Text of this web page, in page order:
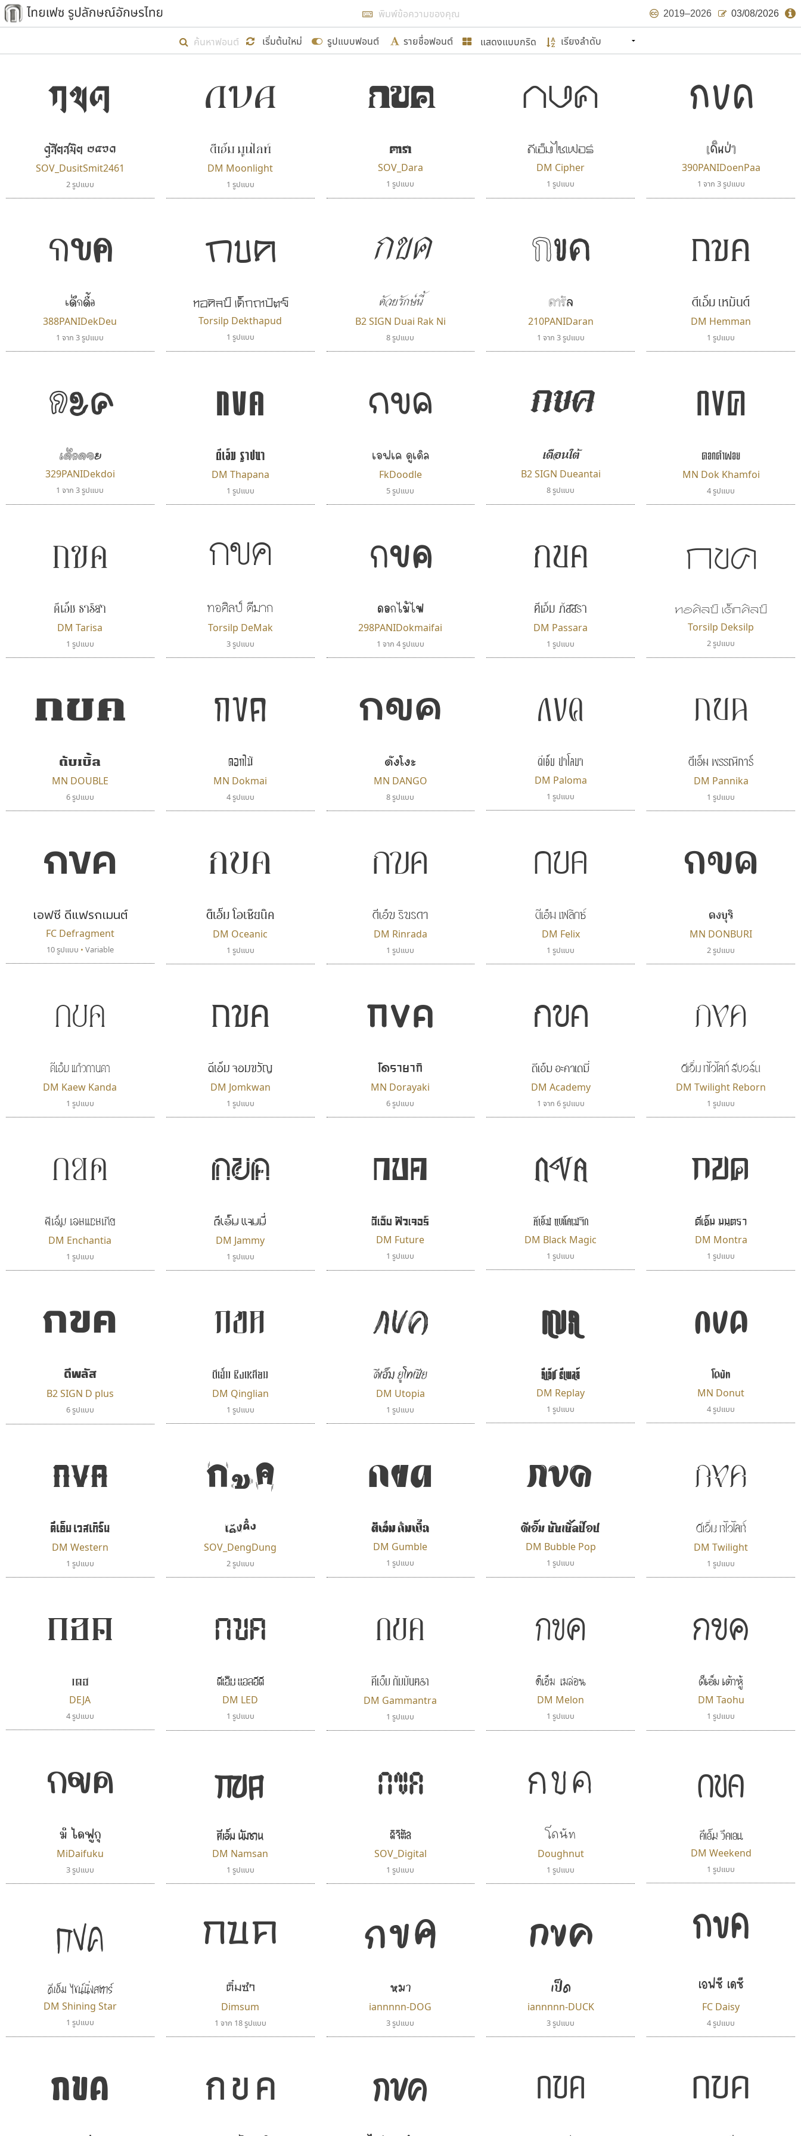
2019–2026 03/08/2026
เริ่มต้นใหม่ รูปแบบฟอนต์ รายชื่อฟอนต์ แสดงแบบกริด
แสดงผลแบบลิสต์
เริ่ม ไทยเฟซ นี้ขึ้นมา
เป้าหมายที่ยังคงดำเนินไปอยู่ คือการเพิ่มฟอนต์ไทยเข้าไปให้ได้อย่างน้อยเดือนละ ๓๐ ฟอนต์ นั่นหมายถึง ปลายปี พ.ศ. ๒๕๖๒ จะมีฟอนต์
ขอขอบคุณ
ผู้ออกแบบฟอนต์ไทยทุกท่านที่สร้างสรรค์ผลงานเพื่อสืบสานอักษรไทย
คุณแอน ปรัชญา สิงห์โต ที่อนุญาตให้เผยแพร่ข้อมูลจาก ฟอนต์.คอม
ตัวอักษรไม่มีหัวขมวด
ฟอนต์ยอดนิยม
อัตลักษณ์องค์กร
แบบตัวดิสเพลย์
แบบตัวประดิษฐ์
แบบตัวมีเชิงฐาน
แบบตัวอักษรซ้อนเงา
แบบตัวอักษรย้อนยุค
แบบตัวอักษรหัวบอด
แบบตัวอักษรเกาหลี
แบบตัวเนื้อความ
แบบตัวเหลี่ยม
แบบปากกาหัวตัด
แบบลายมือผู้ใหญ่
แบบลายมือวัยรุ่น
F G L M R T U Z
กขค
ดุสิตสมิต ๒๔๖๑
SOV_DusitSmit2461
2 รูปแบบ
กขค
ดีเอ็ม มูนไลท์
DM Moonlight
1 รูปแบบ
กขค
ดารา
SOV_Dara
1 รูปแบบ
กขค
ดีเอ็ม ไซเฟอร์
DM Cipher
1 รูปแบบ
กขค
เดินป่า
390PANIDoenPaa
1 จาก 3 รูปแบบ
กขค
เด็กดื้อ
388PANIDekDeu
1 จาก 3 รูปแบบ
กขค
ทอศิลป์ เด็กถาปัตย์
Torsilp Dekthapud
1 รูปแบบ
กขค
ดัวยรักษ์นี้
B2 SIGN Duai Rak Ni
8 รูปแบบ
กขค
ดารัล
210PANIDaran
1 จาก 3 รูปแบบ
กขค
ดีเอ็ม เหมันต์
DM Hemman
1 รูปแบบ
กขค
เด็กดอย
329PANIDekdoi
1 จาก 3 รูปแบบ
กขค
ดีเอ็ม ฐาปนา
DM Thapana
1 รูปแบบ
กขค
เอฟเค ดูเดิล
FkDoodle
5 รูปแบบ
กขค
เดือนใต้
B2 SIGN Dueantai
8 รูปแบบ
กขค
ดอกคำฝอย
MN Dok Khamfoi
4 รูปแบบ
กขค
ดีเอ็ม ธาริสา
DM Tarisa
1 รูปแบบ
กขค
ทอศิลป์ ดีมาก
Torsilp DeMak
3 รูปแบบ
กขค
ดอกไม้ไฟ
298PANIDokmaifai
1 จาก 4 รูปแบบ
กขค
ดีเอ็ม ภัสสรา
DM Passara
1 รูปแบบ
กขค
ทอศิลป์ เด็กศิลป์
Torsilp Deksilp
2 รูปแบบ
กขค
ดับเบิ้ล
MN DOUBLE
6 รูปแบบ
กขค
ดอกไม้
MN Dokmai
4 รูปแบบ
กขค
ดังโงะ
MN DANGO
8 รูปแบบ
กขค
ดีเอ็ม ปาโลมา
DM Paloma
1 รูปแบบ
กขค
ดีเอ็ม พรรณิการ์
DM Pannika
1 รูปแบบ
กขค
เอฟซี ดีแฟรกเมนต์
FC Defragment
10 รูปแบบ • Variable
กขค
ดีเอ็ม โอเชียนิค
DM Oceanic
1 รูปแบบ
กขค
ดีเอ็ม รินรดา
DM Rinrada
1 รูปแบบ
กขค
ดีเอ็ม เฟลิกซ์
DM Felix
1 รูปแบบ
กขค
ดงบุริ
MN DONBURI
2 รูปแบบ
กขค
ดีเอ็ม แก้วกานดา
DM Kaew Kanda
1 รูปแบบ
กขค
ดีเอ็ม จอมขวัญ
DM Jomkwan
1 รูปแบบ
กขค
โดรายากิ
MN Dorayaki
6 รูปแบบ
กขค
ดีเอ็ม อะคาเดมี่
DM Academy
1 จาก 6 รูปแบบ
กขค
ดีเอ็ม ทไวไลท์ รีบอร์น
DM Twilight Reborn
1 รูปแบบ
กขค
ดีเอ็ม เอนแชนเทีย
DM Enchantia
1 รูปแบบ
กขค
ดีเอ็ม แจมมี่
DM Jammy
1 รูปแบบ
กขค
ดีเอ็ม ฟิวเจอร์
DM Future
1 รูปแบบ
กขค
ดีเอ็ม แบล็คเมจิก
DM Black Magic
1 รูปแบบ
กขค
ดีเอ็ม มนตรา
DM Montra
1 รูปแบบ
กขค
ดีพลัส
B2 SIGN D plus
6 รูปแบบ
กขค
ดีเอ็ม ชิงเหลียน
DM Qinglian
1 รูปแบบ
กขค
ดีเอ็ม ยูโทเปีย
DM Utopia
1 รูปแบบ
กขค
ดีเอ็ม รีเพลย์
DM Replay
1 รูปแบบ
กขค
โดนัท
MN Donut
4 รูปแบบ
กขค
ดีเอ็ม เวสเทิร์น
DM Western
1 รูปแบบ
กขค
เด้งดึ๋ง
SOV_DengDung
2 รูปแบบ
กขค
ดีเอ็ม กัมเบิ้ล
DM Gumble
1 รูปแบบ
กขค
ดีเอ็ม บับเบิ้ลป๊อป
DM Bubble Pop
1 รูปแบบ
กขค
ดีเอ็ม ทไวไลท์
DM Twilight
1 รูปแบบ
กขค
เดช
DEJA
4 รูปแบบ
กขค
ดีเอ็ม แอลอีดี
DM LED
1 รูปแบบ
กขค
ดีเอ็ม กัมมันตรา
DM Gammantra
1 รูปแบบ
กขค
ดีเอ็ม เมล่อน
DM Melon
1 รูปแบบ
กขค
ดีเอ็ม เต้าหู้
DM Taohu
1 รูปแบบ
กขค
มิ ไดฟูกุ
MiDaifuku
3 รูปแบบ
กขค
ดีเอ็ม นัมซาน
DM Namsan
1 รูปแบบ
กขค
ดิจิทัล
SOV_Digital
1 รูปแบบ
กขค
โดนัท
Doughnut
1 รูปแบบ
กขค
ดีเอ็ม วีคเอน
DM Weekend
1 รูปแบบ
กขค
ดีเอ็ม ไชน์นิ่งสตาร์
DM Shining Star
1 รูปแบบ
กขค
ติ๋มซำ
Dimsum
1 จาก 18 รูปแบบ
กขค
หมา
iannnnn-DOG
3 รูปแบบ
กขค
เป็ด
iannnnn-DUCK
3 รูปแบบ
กขค
เอฟซี เดซี่
FC Daisy
4 รูปแบบ
กขค กขค กขค กขค กขค